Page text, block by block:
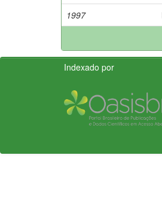
1997
Indexado por